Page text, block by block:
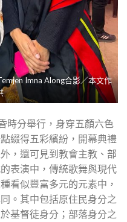
Imna Along合影／本文作
時分舉行，身穿五顏六色
綴得五彩繽紛，開幕典禮
，還可見到教會主教、部
表演中，傳統歌舞與現代
看似豐富多元的元素中，
。其中包括原住民身分之
基督徒身分；部落身分之